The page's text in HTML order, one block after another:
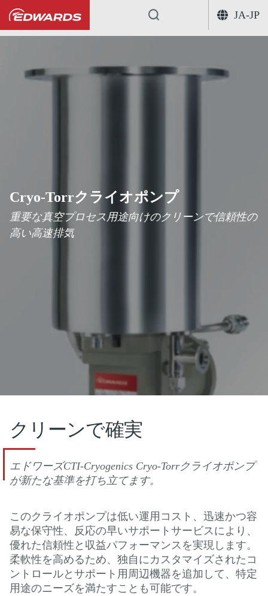
JA-JP
... クライオポンプ Cryo-Torrクラ
Cryo-Torrクライオポンプ
重要な真空プロセス用途向けのクリーンで信頼性の
高い高速排気
クリーンで確実
エドワーズCTI-Cryogenics Cryo-Torrクライオポンプ
が新たな基準を打ち立てます。
このクライオポンプは低い運用コスト、迅速かつ容
易な保守性、反応の早いサポートサービスにより、
優れた信頼性と収益パフォーマンスを実現します。
柔軟性を高めるため、独自にカスタマイズされたコ
ントロールとサポート用周辺機器を追加して、特定
用途のニーズを満たすことも可能です。